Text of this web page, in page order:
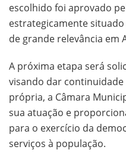
escolhido foi aprovado
estrategicamente
de grande relevância em
A próxima etapa será
visando dar
própria, a Câmara
sua atuação e
para o exercício da
serviços à população.